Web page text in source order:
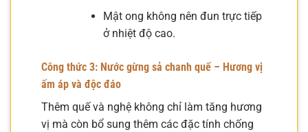
Mật ong không nên đun trực tiếp
ở nhiệt độ cao.
Công thức 3: Nước gừng sả chanh quế – Hương vị
ấm áp và độc đáo
Thêm quế và nghệ không chỉ làm tăng hương
vị mà còn bổ sung thêm các đặc tính chống